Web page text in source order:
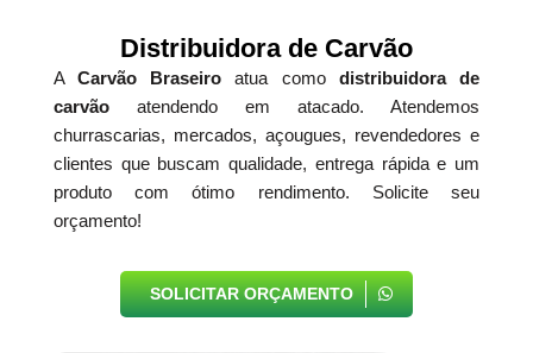
Distribuidora de Carvão
ACarvão Braseiro atua como distribuidora de
carvãoatendendo em atacado. Atendemos
churrascarias, mercados, açougues, revendedores e
clientes que buscam qualidade, entrega rápida e um
produto com ótimo rendimento. Solicite seu
orçamento!
SOLICITAR ORÇAMENTO